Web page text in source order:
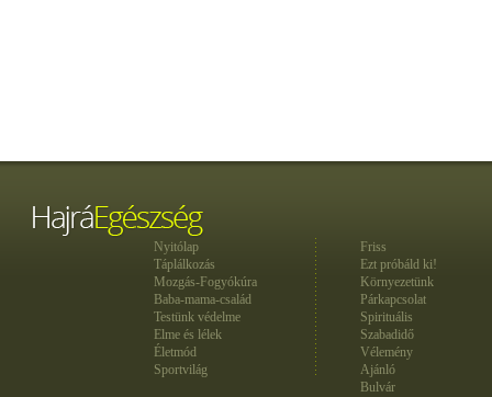
Nyitólap
Táplálkozás
Mozgás-Fogyókúra
Baba-mama-család
Testünk védelme
Elme és lélek
Életmód
Sportvilág
Friss
Ezt próbáld ki!
Környezetünk
Párkapcsolat
Spirituális
Szabadidő
Vélemény
Ajánló
Bulvár